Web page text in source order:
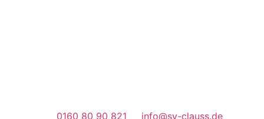
0160 80 90 821 info@sv-clauss.de